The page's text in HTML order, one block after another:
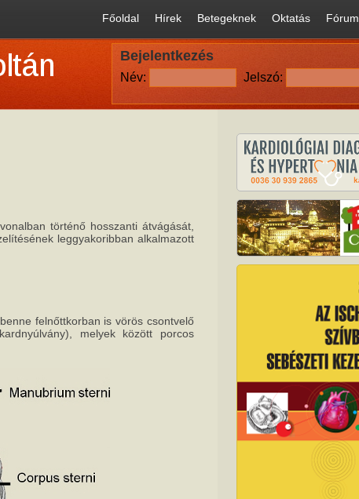
Főoldal Hírek Betegeknek Oktatás Fórum
Bejelentkezés
Név: Jelszó:
történő hosszanti átvágását,
leggyakoribban alkalmazott
felnőttkorban is vörös csontvelő
melyek között porcos